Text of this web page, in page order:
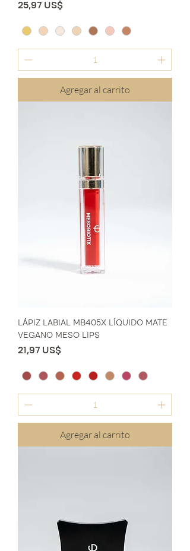
Precio
25,97 US$
Agregar al carrito
LÁPIZ LABIAL MB405X LÍQUIDO MATE
VEGANO MESO LIPS
Precio
21,97 US$
Agregar al carrito